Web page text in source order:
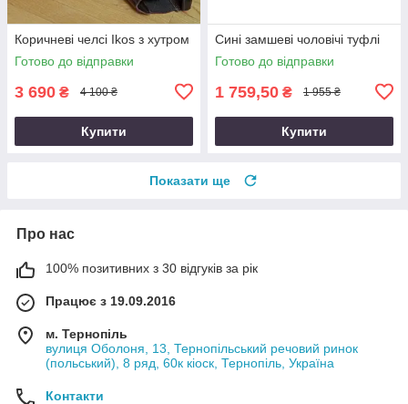
Коричневі челсі Ikos з хутром
Готово до відправки
3 690 ₴ 4 100 ₴
Купити
Сині замшеві чоловічі туфлі
Готово до відправки
1 759,50 ₴ 1 955 ₴
Купити
Показати ще
Про нас
100% позитивних з 30 відгуків за рік
Працює з 19.09.2016
м. Тернопіль
вулиця Оболоня, 13, Тернопільський речовий ринок
(польський), 8 ряд, 60к кіоск, Тернопіль, Україна
Контакти